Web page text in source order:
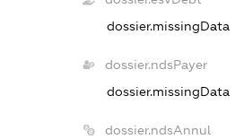
dossier.missingData
dossier.ndsPayer
dossier.missingData
dossier.ndsAnnul